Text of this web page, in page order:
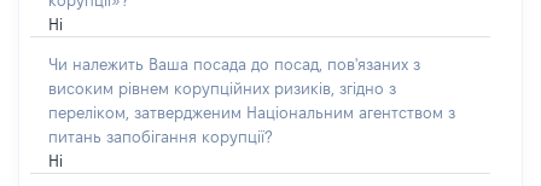
Ні
Чи належить Ваша посада до посад, пов'язаних з
високим рівнем корупційних ризиків, згідно з
переліком, затвердженим Національним агентством з
питань запобігання корупції?
Ні